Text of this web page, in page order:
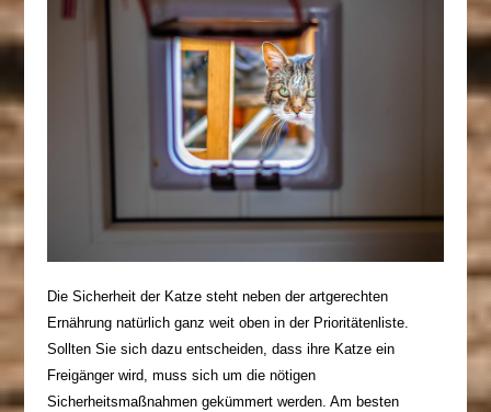
Die Sicherheit der Katze steht neben der artgerechten
Ernährung natürlich ganz weit oben in der Prioritätenliste.
Sollten Sie sich dazu entscheiden, dass ihre Katze ein
Freigänger wird, muss sich um die nötigen
Sicherheitsmaßnahmen gekümmert werden. Am besten